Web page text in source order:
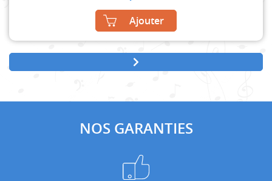
Ajouter
NOS GARANTIES